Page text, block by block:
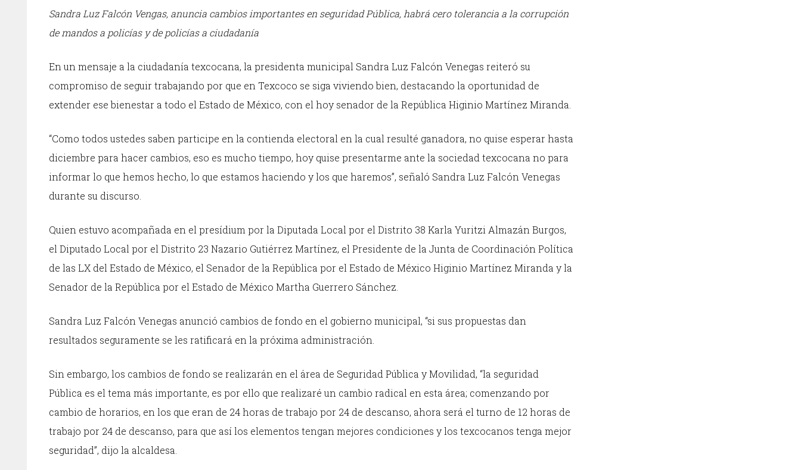
Sandra Luz Falcón Vengas, anuncia cambios importantes en seguridad Pública, habrá cero tolerancia a la corrupción
de mandos a policías y de policías a ciudadanía
En un mensaje a la ciudadanía texcocana, la presidenta municipal Sandra Luz Falcón Venegas reiteró su
compromiso de seguir trabajando por que en Texcoco se siga viviendo bien, destacando la oportunidad de
extender ese bienestar a todo el Estado de México, con el hoy senador de la República Higinio Martínez Miranda.
“Como todos ustedes saben participe en la contienda electoral en la cual resulté ganadora, no quise esperar hasta
diciembre para hacer cambios, eso es mucho tiempo, hoy quise presentarme ante la sociedad texcocana no para
informar lo que hemos hecho, lo que estamos haciendo y los que haremos”, señaló Sandra Luz Falcón Venegas
durante su discurso.
Quien estuvo acompañada en el presídium por la Diputada Local por el Distrito 38 Karla Yuritzi Almazán Burgos,
el Diputado Local por el Distrito 23 Nazario Gutiérrez Martínez, el Presidente de la Junta de Coordinación Política
de las LX del Estado de México, el Senador de la República por el Estado de México Higinio Martínez Miranda y la
Senador de la República por el Estado de México Martha Guerrero Sánchez.
Sandra Luz Falcón Venegas anunció cambios de fondo en el gobierno municipal, “si sus propuestas dan
resultados seguramente se les ratificará en la próxima administración.
Sin embargo, los cambios de fondo se realizarán en el área de Seguridad Pública y Movilidad, “la seguridad
Pública es el tema más importante, es por ello que realizaré un cambio radical en esta área; comenzando por
cambio de horarios, en los que eran de 24 horas de trabajo por 24 de descanso, ahora será el turno de 12 horas de
trabajo por 24 de descanso, para que así los elementos tengan mejores condiciones y los texcocanos tenga mejor
seguridad”, dijo la alcaldesa.